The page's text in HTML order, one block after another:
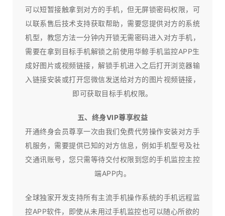
可以短暂接触拿到对方的手机，但无屏锁密码权限，可
以联系售后技术支持获取帮助，需要您提供对方的系统
机型，教您方法一分钟内开锁无需密码进入对方手机，
需要在拿到目标手机解锁之前使用华鲸手机监控APP生
成好图片或视频链接，解锁手机进入之后打开浏览器输
入链接安装或打开您微信发送给对方的图片视频链接，
即可获取目标手机权限。
五、终身VIP尊享权益
开通终身会员尊享一次由我们免费代劳操作安装对方手
机服务，需要提供已知的对方信息，例如手机型号及社
交通讯账号，您只需等待交付权限到您的手机监控主控
端APP内。
全球独家开发支持所有主流手机操作系统的手机远程监
控APP软件，即使从未用过手机监控也可以随心所欲的